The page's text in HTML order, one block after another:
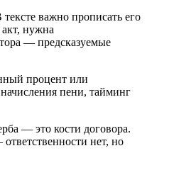
важно прописать его
нужна
— предсказуемые
процент или
пени, тайминг
— это кости договора.
нет, но